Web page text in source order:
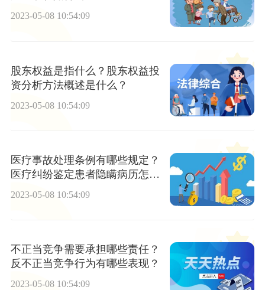
2023-05-08 10:54:09
股东权益是指什么？股东权益投
资分析方法概述是什么？
2023-05-08 10:54:09
医疗事故处理条例有哪些规定？
医疗纠纷鉴定患者隐瞒病历怎么
2023-05-08 10:54:09
不正当竞争需要承担哪些责任？
反不正当竞争行为有哪些表现？
2023-05-08 10:54:09